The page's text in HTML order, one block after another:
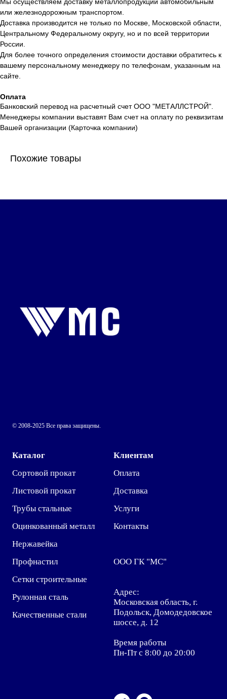
Мы осуществляем доставку металлопродукции автомобильным
или железнодорожным транспортом.
Доставка производится не только по Москве, Московской области,
Центральному Федеральному округу, но и по всей территории
России.
Для более точного определения стоимости доставки обратитесь к
вашему персональному менеджеру по телефонам, указанным на
сайте.
Оплата
Банковский перевод на расчетный счет ООО "МЕТАЛЛСТРОЙ".
Менеджеры компании выставят Вам счет на оплату по реквизитам
Вашей организации (Карточка компании)
Похожие товары
© 2008-2025 Все права защищены.
Каталог
Сортовой прокат
Листовой прокат
Трубы стальные
Оцинкованный металл
Нержавейка
Профнастил
Сетки строительные
Рулонная сталь
Качественные стали
Клиентам
Оплата
Доставка
Услуги
Контакты
ООО ГК "МС"
Адрес:
Московская область, г.
Подольск, Домодедовское
шоссе, д. 12
Время работы
Пн-Пт с 8:00 до 20:00